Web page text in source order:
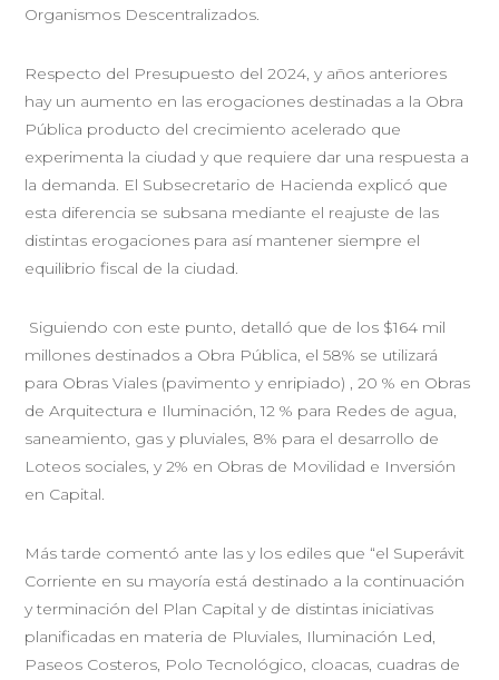
Organismos Descentralizados.
Respecto del Presupuesto del 2024, y años anteriores
hay un aumento en las erogaciones destinadas a la Obra
Pública producto del crecimiento acelerado que
experimenta la ciudad y que requiere dar una respuesta a
la demanda. El Subsecretario de Hacienda explicó que
esta diferencia se subsana mediante el reajuste de las
distintas erogaciones para así mantener siempre el
equilibrio fiscal de la ciudad.
Siguiendo con este punto, detalló que de los $164 mil
millones destinados a Obra Pública, el 58% se utilizará
para Obras Viales (pavimento y enripiado) , 20 % en Obras
de Arquitectura e Iluminación, 12 % para Redes de agua,
saneamiento, gas y pluviales, 8% para el desarrollo de
Loteos sociales, y 2% en Obras de Movilidad e Inversión
en Capital.
Más tarde comentó ante las y los ediles que “el Superávit
Corriente en su mayoría está destinado a la continuación
y terminación del Plan Capital y de distintas iniciativas
planificadas en materia de Pluviales, Iluminación Led,
Paseos Costeros, Polo Tecnológico, cloacas, cuadras de